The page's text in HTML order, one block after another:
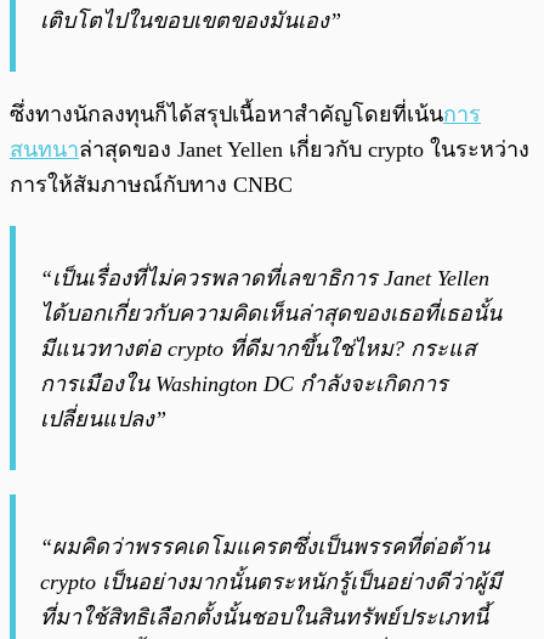
เติบโตไปในขอบเขตของมันเอง”
ซึ่งทางนักลงทุนก็ได้สรุปเนื้อหาสำคัญโดยที่เน้นการ
สนทนาล่าสุดของ Janet Yellen เกี่ยวกับ crypto ในระหว่าง
การให้สัมภาษณ์กับทาง CNBC
“เป็นเรื่องที่ไม่ควรพลาดที่เลขาธิการ Janet Yellen
ได้บอกเกี่ยวกับความคิดเห็นล่าสุดของเธอที่เธอนั้น
มีแนวทางต่อ crypto ที่ดีมากขึ้นใช่ไหม? กระแส
การเมืองใน Washington DC กำลังจะเกิดการ
เปลี่ยนแปลง”
“ผมคิดว่าพรรคเดโมแครตซึ่งเป็นพรรคที่ต่อต้าน
crypto เป็นอย่างมากนั้นตระหนักรู้เป็นอย่างดีว่าผู้มี
ที่มาใช้สิทธิเลือกตั้งนั้นชอบในสินทรัพย์ประเภทนี้